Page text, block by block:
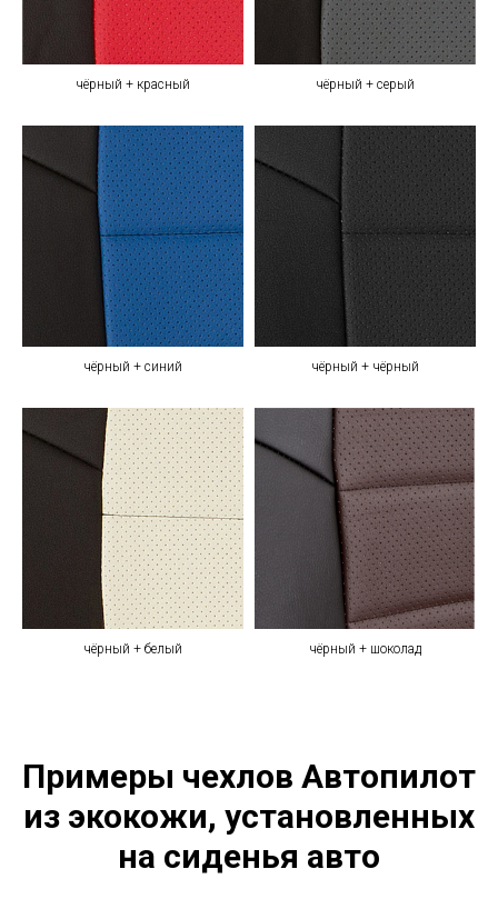
чёрный + красный чёрный + серый
чёрный + синий чёрный + чёрный
чёрный + белый чёрный + шоколад
Примеры чехлов Автопилот
из экокожи, установленных
на сиденья авто